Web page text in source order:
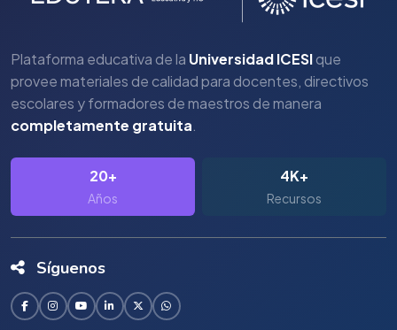
Plataforma educativa de la Universidad ICESIque
provee materiales de calidad para docentes, directivos
escolares y formadores de maestros de manera
completamente gratuita.
20+
Años
4K+
Recursos
Síguenos